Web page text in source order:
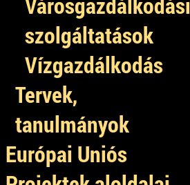
szolgáltatások
Vízgazdálkodás
Tervek,
tanulmányok
Európai Uniós